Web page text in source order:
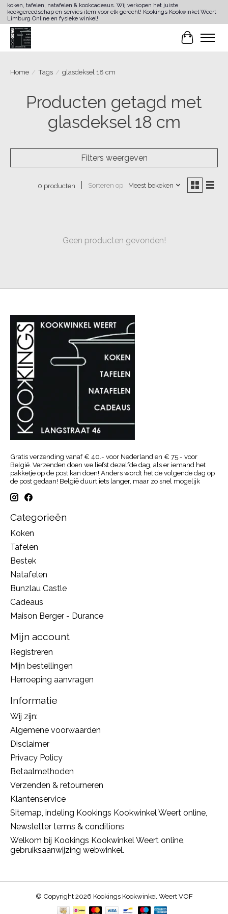
koken, tafelen, natafelen & kookcadeaus. Wij verkopen het juiste
kookgereedschap en servies item voor elk gerecht! Kookings Kookwinkel Weert
Limburg Online en fysieke winkel!
Home / Tags / glasdeksel 18 cm
Producten getagd met
glasdeksel 18 cm
Filters weergeven
0 producten Sorteren op Meest bekeken
Geen producten gevonden!
Gratis verzending vanaf € 40.- voor Nederland en € 75.- voor
België. Verzenden doen we liefst dezelfde dag, als er iemand het
pakketje op de post kan doen! Anders wordt het de volgende dag op
de post gedaan! België duurt iets langer, maar zo snel mogelijk
Categorieën
Koken
Tafelen
Bestek
Natafelen
Bunzlau Castle
Cadeaus
Maison Berger - Durance
Mijn account
Registreren
Mijn bestellingen
Herroeping aanvragen
Informatie
Wij zijn:
Algemene voorwaarden
Disclaimer
Privacy Policy
Betaalmethoden
Verzenden & retourneren
Klantenservice
Sitemap, indeling Kookings Kookwinkel Weert online,
Newsletter terms & conditions
Welkom bij Kookings Kookwinkel Weert online,
gebruiksaanwijzing webwinkel.
© Copyright 2026 Kookings Kookwinkel Weert VOF